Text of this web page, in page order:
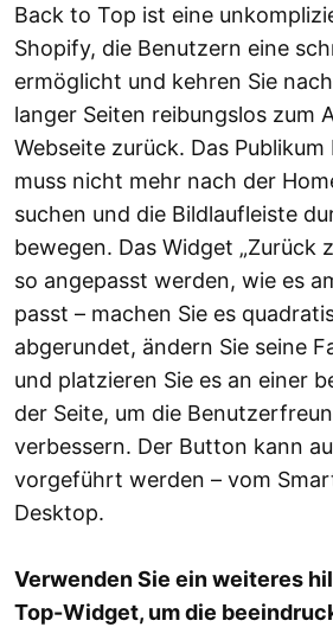
Back to Top ist eine
Shopify, die Benutzern eine
ermöglicht und kehren Sie
langer Seiten reibungslos zum
Webseite zurück. Das
muss nicht mehr nach der
suchen und die Bildlaufleiste
bewegen. Das Widget „Zurück
so angepasst werden, wie es
passt – machen Sie es
abgerundet, ändern Sie seine
und platzieren Sie es an einer
der Seite, um die
verbessern. Der Button kann
vorgeführt werden – vom
Desktop.
Verwenden Sie ein weiteres
Top-Widget, um die